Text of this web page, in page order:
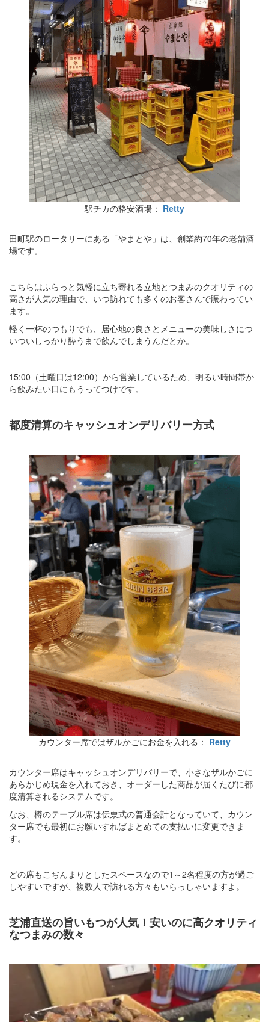
駅チカの格安酒場： Retty
田町駅のロータリーにある「やまとや」は、創業約70年の老舗酒
場です。
こちらはふらっと気軽に立ち寄れる立地とつまみのクオリティの
高さが人気の理由で、いつ訪れても多くのお客さんで賑わってい
ます。
軽く一杯のつもりでも、居心地の良さとメニューの美味しさにつ
いついしっかり酔うまで飲んでしまうんだとか。
15:00（土曜日は12:00）から営業しているため、明るい時間帯か
ら飲みたい日にもうってつけです。
都度清算のキャッシュオンデリバリー方式
カウンター席ではザルかごにお金を入れる： Retty
カウンター席はキャッシュオンデリバリーで、小さなザルかごに
あらかじめ現金を入れておき、オーダーした商品が届くたびに都
度清算されるシステムです。
なお、樽のテーブル席は伝票式の普通会計となっていて、カウン
ター席でも最初にお願いすればまとめての支払いに変更できま
す。
どの席もこぢんまりとしたスペースなので1～2名程度の方が過ご
しやすいですが、複数人で訪れる方々もいらっしゃいますよ。
芝浦直送の旨いもつが人気！安いのに高クオリティ
なつまみの数々